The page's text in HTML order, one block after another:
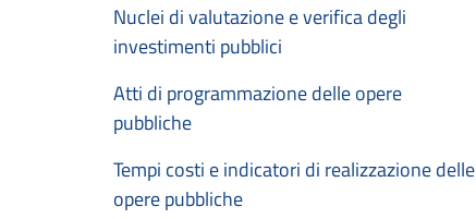
Nuclei di valutazione e verifica degli
investimenti pubblici
Atti di programmazione delle opere
pubbliche
Tempi costi e indicatori di realizzazione delle
opere pubbliche